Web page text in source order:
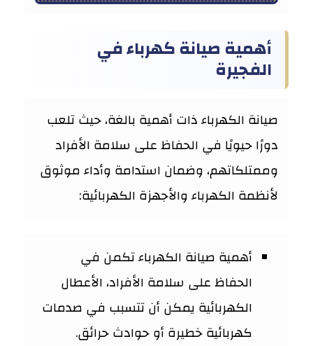
أهمية صيانة كهرباء في
الفجيرة
صيانة الكهرباء ذات أهمية بالغة، حيث تلعب
دورًا حيويًا في الحفاظ على سلامة الأفراد
وممتلكاتهم، وضمان استدامة وأداء موثوق
لأنظمة الكهرباء والأجهزة الكهربائية:
أهمية صيانة الكهرباء تكمن في
الحفاظ على سلامة الأفراد، الأعطال
الكهربائية يمكن أن تتسبب في صدمات
كهربائية خطيرة أو حوادث حرائق.